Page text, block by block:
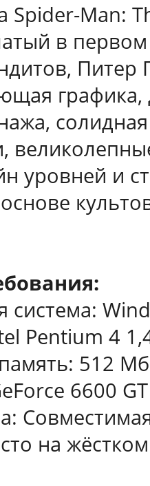
Spider-Man:
в
Питер
уровней и
Pentium 4
512
6600
на